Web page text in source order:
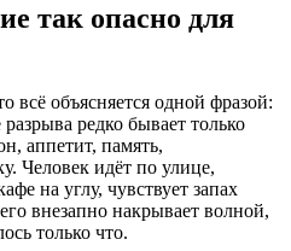
так опасно для
всё объясняется одной фразой:
редко бывает только
аппетит, память,
Человек идёт по улице,
на углу, чувствует запах
внезапно накрывает волной,
только что.